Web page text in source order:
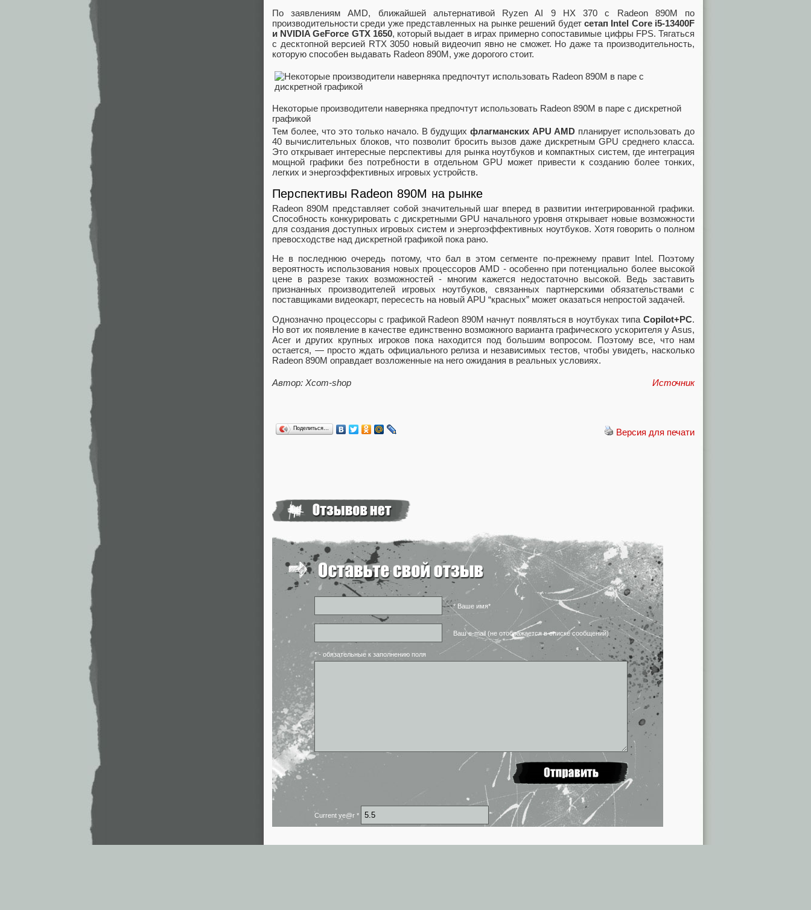
По заявлениям AMD, ближайшей альтернативой Ryzen AI 9 HX 370 с Radeon 890M по
производительности среди уже представленных на рынке решений будет сетап Intel Core i5-13400F
и NVIDIA GeForce GTX 1650, который выдает в играх примерно сопоставимые цифры FPS. Тягаться
с десктопной версией RTX 3050 новый видеочип явно не сможет. Но даже та производительность,
которую способен выдавать Radeon 890M, уже дорогого стоит.
Некоторые производители наверняка предпочтут использовать Radeon 890M в паре с дискретной
графикой
Тем более, что это только начало. В будущих флагманских APU AMD планирует использовать до
40 вычислительных блоков, что позволит бросить вызов даже дискретным GPU среднего класса.
Это открывает интересные перспективы для рынка ноутбуков и компактных систем, где интеграция
мощной графики без потребности в отдельном GPU может привести к созданию более тонких,
легких и энергоэффективных игровых устройств.
Перспективы Radeon 890M на рынке
Radeon 890M представляет собой значительный шаг вперед в развитии интегрированной графики.
Способность конкурировать с дискретными GPU начального уровня открывает новые возможности
для создания доступных игровых систем и энергоэффективных ноутбуков. Хотя говорить о полном
превосходстве над дискретной графикой пока рано.
Не в последнюю очередь потому, что бал в этом сегменте по-прежнему правит Intel. Поэтому
вероятность использования новых процессоров AMD - особенно при потенциально более высокой
цене в разрезе таких возможностей - многим кажется недостаточно высокой. Ведь заставить
признанных производителей игровых ноутбуков, связанных партнерскими обязательствами с
поставщиками видеокарт, пересесть на новый APU “красных” может оказаться непростой задачей.
Однозначно процессоры с графикой Radeon 890M начнут появляться в ноутбуках типа Copilot+PC.
Но вот их появление в качестве единственно возможного варианта графического ускорителя у Asus,
Acer и других крупных игроков пока находится под большим вопросом. Поэтому все, что нам
остается, — просто ждать официального релиза и независимых тестов, чтобы увидеть, насколько
Radeon 890M оправдает возложенные на него ожидания в реальных условиях.
Автор: Xcom-shop Источник
Версия для печати
Поделиться…
* Ваше имя*
Ваш e-mail (не отображается в списке сообщений)
* - обязательные к заполнению поля
Current ye@r *